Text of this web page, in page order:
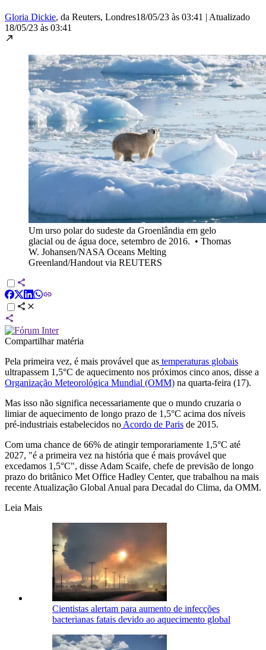
Gloria Dickie, da Reuters, Londres18/05/23 às 03:41 | Atualizado
18/05/23 às 03:41
Um urso polar do sudeste da Groenlândia em gelo
glacial ou de água doce, setembro de 2016. • Thomas
W. Johansen/NASA Oceans Melting
Greenland/Handout via REUTERS
Compartilhar matéria
Pela primeira vez, é mais provável que as temperaturas globais
ultrapassem 1,5°C de aquecimento nos próximos cinco anos, disse a
Organização Meteorológica Mundial (OMM) na quarta-feira (17).
Mas isso não significa necessariamente que o mundo cruzaria o
limiar de aquecimento de longo prazo de 1,5°C acima dos níveis
pré-industriais estabelecidos no Acordo de Paris de 2015.
Com uma chance de 66% de atingir temporariamente 1,5°C até
2027, "é a primeira vez na história que é mais provável que
excedamos 1,5°C", disse Adam Scaife, chefe de previsão de longo
prazo do britânico Met Office Hadley Center, que trabalhou na mais
recente Atualização Global Anual para Decadal do Clima, da OMM.
Leia Mais
Cientistas alertam para aumento de infecções
bacterianas fatais devido ao aquecimento global